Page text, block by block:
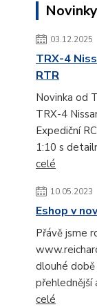
Novinky
03.12.2025
TRX-4
RTR
Novinka od
TRX-4
Expediční
1:10 s
celé
10.05.2023
Eshop v
Přávě jsme
dlouhé
přehlednější
celé